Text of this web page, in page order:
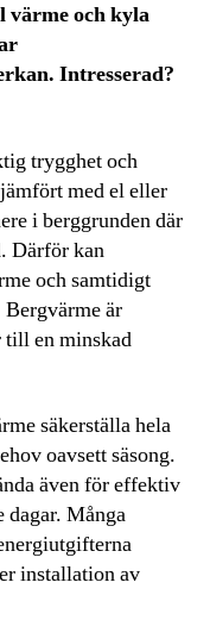
värme och kyla
Intresserad?
trygghet och
med el eller
i berggrunden där
Därför kan
och samtidigt
är
till en minskad
säkerställa hela
oavsett säsong.
även för effektiv
dagar. Många
installation av